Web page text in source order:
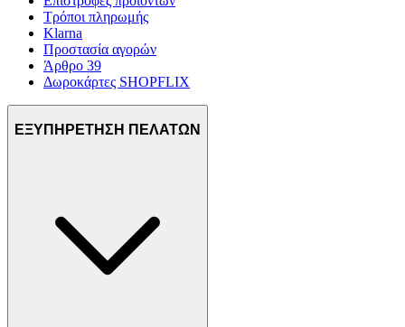
Τρόποι πληρωμής
Klarna
Προστασία αγορών
Άρθρο 39
Δωροκάρτες SHOPFLIX
ΕΞΥΠΗΡΕΤΗΣΗ ΠΕΛΑΤΩΝ